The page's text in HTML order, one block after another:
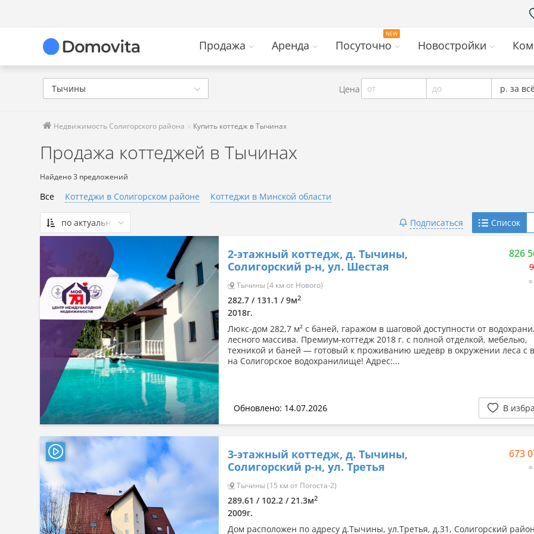
Продажа Аренда Посуточно Новостройки
Тычины Цена от до р. за
Недвижимость Солигорского района Купить коттедж в Тычинах
Продажа коттеджей в Тычинах
Найдено 3 предложений
Все Коттеджи в Солигорском районе Коттеджи в Минской области
по актуальности
По актуальности
Сначала дешевые
Сначала дорогие
По комнатности: большая →
малая
По комнатности: малая →
большая
По площади: большая → малая
По площади: малая → большая
Подписаться Список
2-этажный коттедж, д. Тычины,
Солигорский р-н, ул. Шестая
Тычины (4 км от Нового)
826
282.7 / 131.1 / 9м2
2018г.
Люкс-дом 282,7 м² с баней, гаражом в шаговой доступности от
лесного массива. Премиум-коттедж 2018 г. с полной отделкой, мебелью,
техникой и баней — готовый к проживанию шедевр в окружении леса с
на Солигорское водохранилище! Адрес:...
Обновлено: 14.07.2026 В
3-этажный коттедж, д. Тычины,
Солигорский р-н, ул. Третья
Тычины (15 км от Погоста-2)
673
289.61 / 102.2 / 21.3м2
2009г.
Дом расположен по адресу д.Тычины, ул.Третья, д.31, Солигорский